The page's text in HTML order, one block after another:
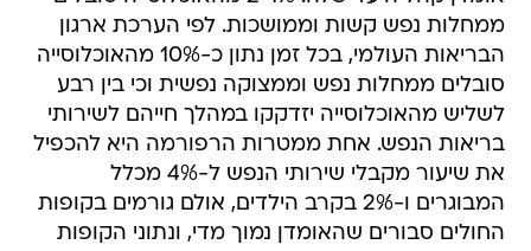
ממחלות נפש קשות וממושכות. לפי הערכת ארגון
הבריאות העולמי, בכל זמן נתון כ-10% מהאוכלוסייה
סובלים ממחלות נפש וממצוקה נפשית וכי בין רבע
לשליש מהאוכלוסייה יזדקקו במהלך חייהם לשירותי
בריאות הנפש. אחת ממטרות הרפורמה היא להכפיל
את שיעור מקבלי שירותי הנפש ל-4% מכלל
המבוגרים ו-2% בקרב הילדים, אולם גורמים בקופות
החולים סבורים שהאומדן נמוך מדי, ונתוני הקופות